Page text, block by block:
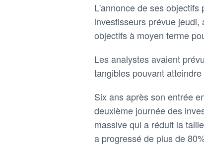
L'annonce de ses
investisseurs prévue
objectifs à moyen terme
Les analystes avaient
tangibles pouvant
Six ans après son entrée
deuxième journée des
massive qui a réduit la
a progressé de plus de